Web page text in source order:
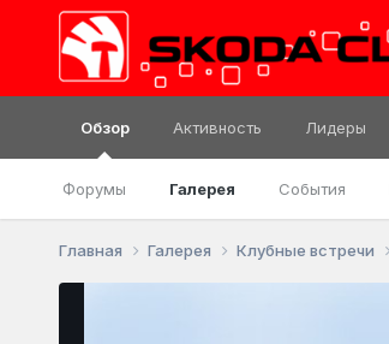
Обзор
Форумы Галерея События
Активность Лидеры
Главная Галерея Клубные встречи